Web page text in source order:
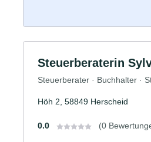
Steuerberaterin
Steuerberater · Buchhalter ·
Höh 2, 58849 Herscheid
0.0 (0